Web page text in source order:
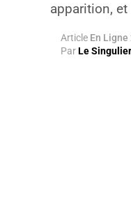
apparition,
Article En Ligne
ParLe